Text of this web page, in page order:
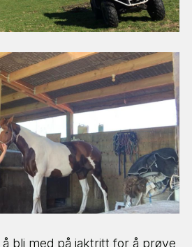
bli med på jaktritt for å prøve